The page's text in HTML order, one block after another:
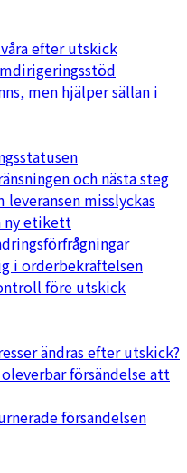
efter utskick
men hjälper sällan i
och nästa steg
misslyckas
ny etikett
i orderbekräftelsen
före utskick
ändras efter utskick?
försändelse att
försändelsen